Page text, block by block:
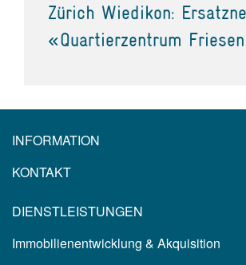
Zürich Wiedikon:
«Quartierzentrum
INFORMATION
KONTAKT
DIENSTLEISTUNGEN
Immobilienentwicklung & Akquisition